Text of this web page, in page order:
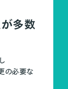
多数
の必要な